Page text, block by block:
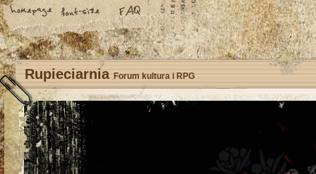
Rupieciarnia Forum kultura i RPG